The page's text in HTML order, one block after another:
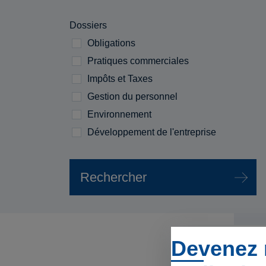
Dossiers
Obligations
Pratiques commerciales
Impôts et Taxes
Gestion du personnel
Environnement
Développement de l'entreprise